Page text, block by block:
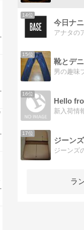
14位
15位
16位
Hello
17位
ジーン
ラ